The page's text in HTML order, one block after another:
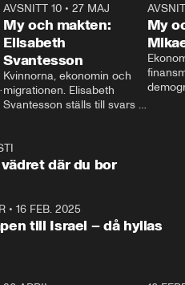
AVSNITT 10 •27 MAJ
My och makten:
Elisabeth
Svantesson
Kvinnorna, ekonomin och
migrationen. Elisabeth
Svantesson ställs till svars
My
där du bor
• 16 FEB. 2025
till Israel – då hyllas